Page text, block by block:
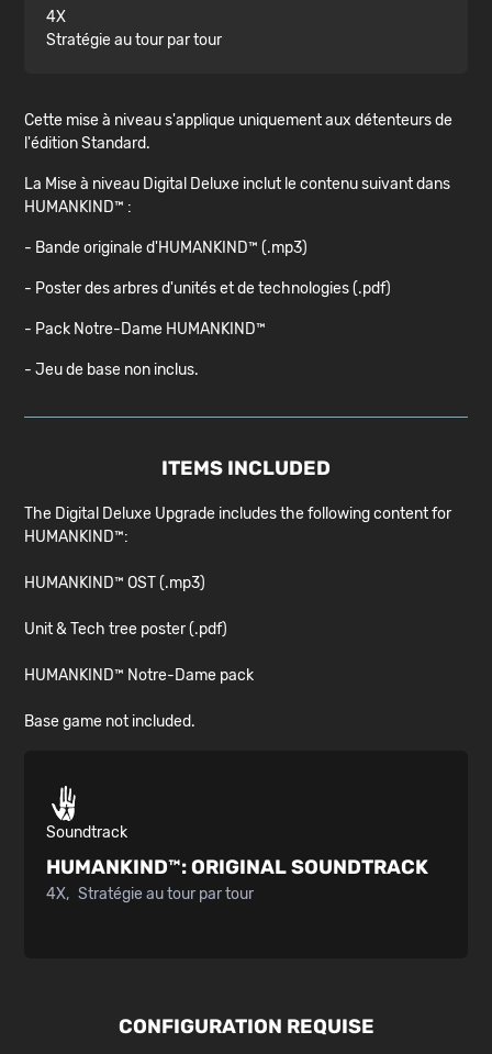
4X
Stratégie au tour par tour
Cette mise à niveau s'applique uniquement aux détenteurs de
l'édition Standard.
La Mise à niveau Digital Deluxe inclut le contenu suivant dans
HUMANKIND™ :
- Bande originale d'HUMANKIND™ (.mp3)
- Poster des arbres d'unités et de technologies (.pdf)
- Pack Notre-Dame HUMANKIND™
- Jeu de base non inclus.
ITEMS INCLUDED
The Digital Deluxe Upgrade includes the following content for
HUMANKIND™:
HUMANKIND™ OST (.mp3)
Unit & Tech tree poster (.pdf)
HUMANKIND™ Notre-Dame pack
Base game not included.
Soundtrack
HUMANKIND™:ORIGINAL SOUNDTRACK
4X Stratégie au tour par tour
CONFIGURATION REQUISE